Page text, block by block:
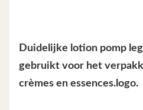
Duidelijke lotion pomp
gebruikt voor het
crèmes en essences.logo.